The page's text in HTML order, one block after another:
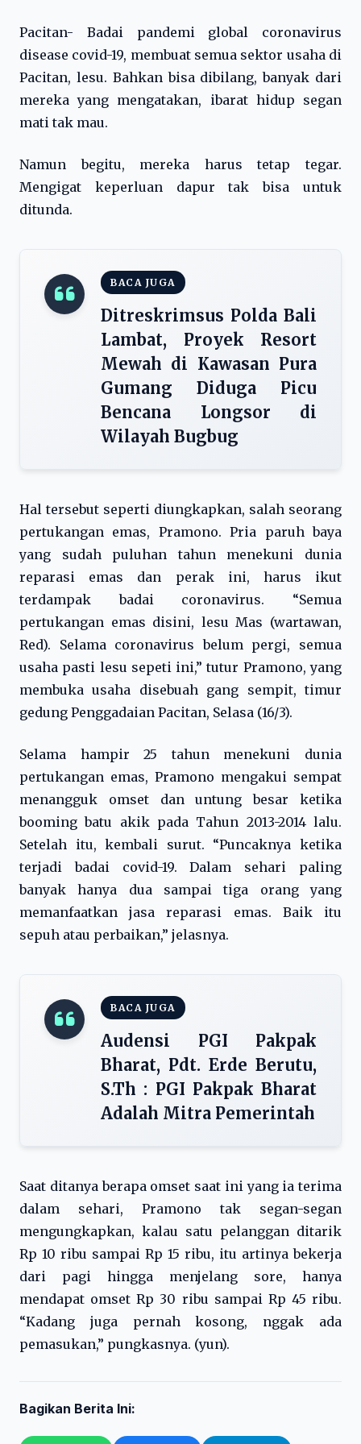
Pacitan- Badai pandemi global coronavirus
disease covid-19, membuat semua sektor usaha di
Pacitan, lesu. Bahkan bisa dibilang, banyak dari
mereka yang mengatakan, ibarat hidup segan
mati tak mau.
Namun begitu, mereka harus tetap tegar.
Mengigat keperluan dapur tak bisa untuk
ditunda.
BACA JUGA
Ditreskrimsus Polda Bali
Lambat, Proyek Resort
Mewah di Kawasan Pura
Gumang Diduga Picu
Bencana Longsor di
Wilayah Bugbug
Hal tersebut seperti diungkapkan, salah seorang
pertukangan emas, Pramono. Pria paruh baya
yang sudah puluhan tahun menekuni dunia
reparasi emas dan perak ini, harus ikut
terdampak badai coronavirus. “Semua
pertukangan emas disini, lesu Mas (wartawan,
Red). Selama coronavirus belum pergi, semua
usaha pasti lesu sepeti ini,” tutur Pramono, yang
membuka usaha disebuah gang sempit, timur
gedung Penggadaian Pacitan, Selasa (16/3).
Selama hampir 25 tahun menekuni dunia
pertukangan emas, Pramono mengakui sempat
menangguk omset dan untung besar ketika
booming batu akik pada Tahun 2013-2014 lalu.
Setelah itu, kembali surut. “Puncaknya ketika
terjadi badai covid-19. Dalam sehari paling
banyak hanya dua sampai tiga orang yang
memanfaatkan jasa reparasi emas. Baik itu
sepuh atau perbaikan,” jelasnya.
BACA JUGA
Audensi PGI Pakpak
Bharat, Pdt. Erde Berutu,
S.Th : PGI Pakpak Bharat
Adalah Mitra Pemerintah
Saat ditanya berapa omset saat ini yang ia terima
dalam sehari, Pramono tak segan-segan
mengungkapkan, kalau satu pelanggan ditarik
Rp 10 ribu sampai Rp 15 ribu, itu artinya bekerja
dari pagi hingga menjelang sore, hanya
mendapat omset Rp 30 ribu sampai Rp 45 ribu.
“Kadang juga pernah kosong, nggak ada
pemasukan,” pungkasnya. (yun).
Bagikan Berita Ini: